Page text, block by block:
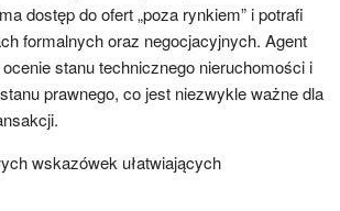
dostęp do ofert „poza rynkiem” i potrafi
formalnych oraz negocjacyjnych. Agent
stanu technicznego nieruchomości i
prawnego, co jest niezwykle ważne dla
wskazówek ułatwiających